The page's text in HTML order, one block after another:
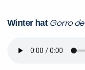
Winter hat Gorro